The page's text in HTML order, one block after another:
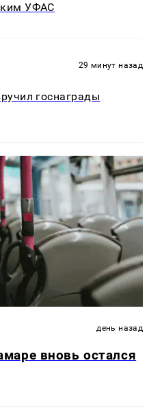
УФАС
29 минут назад
госнаграды
день назад
вновь остался